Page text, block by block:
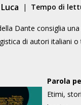
| Tempo di
Dante consiglia
di autori italiani o
Parola
Etimi,